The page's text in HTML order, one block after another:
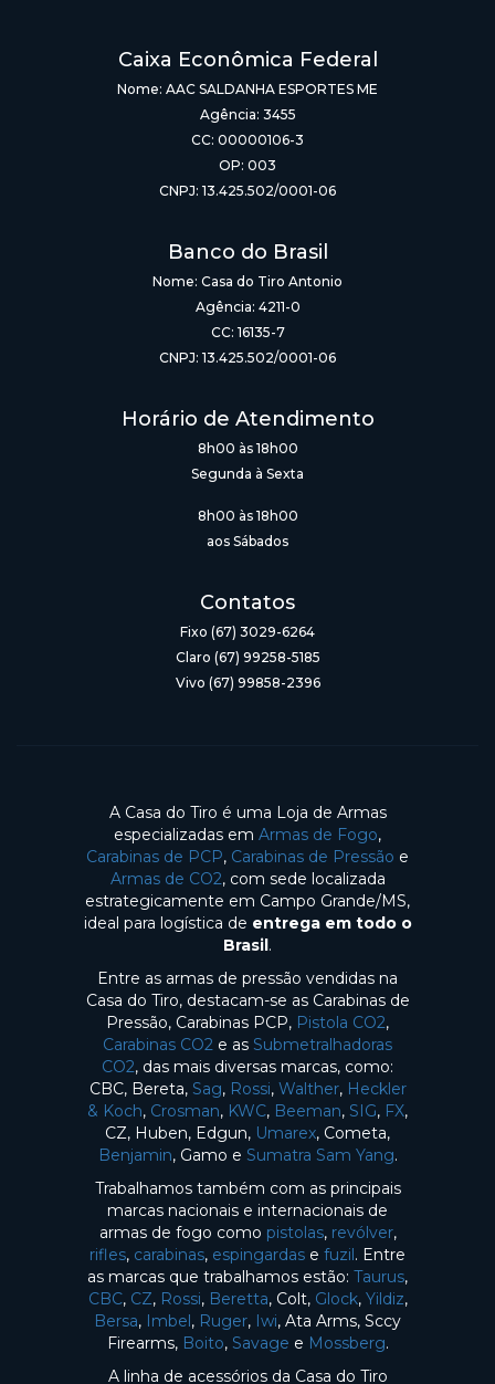
Caixa Econômica Federal
Nome: AAC SALDANHA ESPORTES ME
Agência: 3455
CC: 00000106-3
OP: 003
CNPJ: 13.425.502/0001-06
Banco do Brasil
Nome: Casa do Tiro Antonio
Agência: 4211-0
CC: 16135-7
CNPJ: 13.425.502/0001-06
Horário de Atendimento
8h00 às 18h00
Segunda à Sexta
8h00 às 18h00
aos Sábados
Contatos
Fixo (67) 3029-6264
Claro (67) 99258-5185
Vivo (67) 99858-2396
A Casa do Tiro é uma Loja de Armas
especializadas em Armas de Fogo,
Carabinas de PCP, Carabinas de Pressão e
Armas de CO2, com sede localizada
estrategicamente em Campo Grande/MS,
ideal para logística de entrega em todo o
Brasil.
Entre as armas de pressão vendidas na
Casa do Tiro, destacam-se as Carabinas de
Pressão, Carabinas PCP, Pistola CO2,
Carabinas CO2 e as Submetralhadoras
CO2, das mais diversas marcas, como:
CBC, Bereta, Sag, Rossi, Walther, Heckler
& Koch, Crosman, KWC, Beeman, SIG, FX,
CZ, Huben, Edgun, Umarex, Cometa,
Benjamin, Gamo e Sumatra Sam Yang.
Trabalhamos também com as principais
marcas nacionais e internacionais de
armas de fogo como pistolas, revólver,
rifles, carabinas, espingardas e fuzil. Entre
as marcas que trabalhamos estão: Taurus,
CBC, CZ, Rossi, Beretta, Colt, Glock, Yildiz,
Bersa, Imbel, Ruger, Iwi, Ata Arms, Sccy
Firearms, Boito, Savage e Mossberg.
A linha de acessórios da Casa do Tiro